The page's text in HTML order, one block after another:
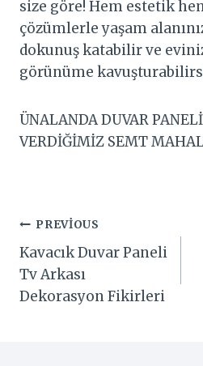
size göre! Hem estetik
çözümlerle yaşam
dokunuş katabilir ve
görünüme
ÜNALANDA DUVAR
VERDİĞİMİZ SEMT
Yazı
gezinmesi
PREVIOUS
Kavacık Duvar Paneli
Tv Arkası
Dekorasyon Fikirleri